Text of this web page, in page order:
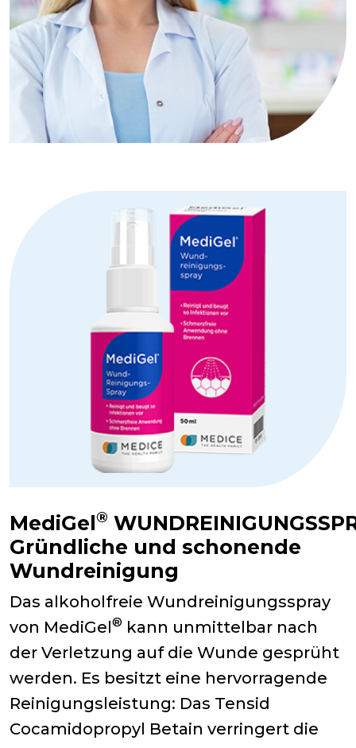
MediGel®
Gründliche und schonende
Wundreinigung
Das alkoholfreie Wundreinigungsspray
von MediGel® kann unmittelbar nach
der Verletzung auf die Wunde gesprüht
werden. Es besitzt eine hervorragende
Reinigungsleistung: Das Tensid
Cocamidopropyl Betain verringert die